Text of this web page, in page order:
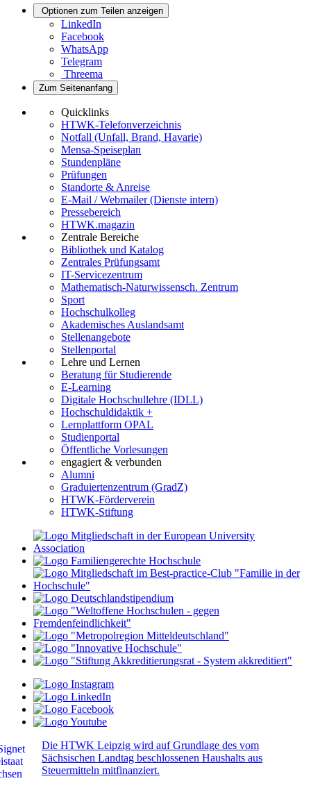
Optionen zum Teilen anzeigen
LinkedIn
Facebook
WhatsApp
Telegram
Threema
Zum Seitenanfang
Quicklinks
HTWK-Telefonverzeichnis
Notfall (Unfall, Brand, Havarie)
Mensa-Speiseplan
Stundenpläne
Prüfungen
Standorte & Anreise
E-Mail / Webmailer (Dienste intern)
Pressebereich
HTWK.magazin
Zentrale Bereiche
Bibliothek und Katalog
Zentrales Prüfungsamt
IT-Servicezentrum
Mathematisch-Naturwissensch. Zentrum
Sport
Hochschulkolleg
Akademisches Auslandsamt
Stellenangebote
Stellenportal
Lehre und Lernen
Beratung für Studierende
E-Learning
Digitale Hochschullehre (IDLL)
Hochschuldidaktik +
Lernplattform OPAL
Studienportal
Öffentliche Vorlesungen
engagiert & verbunden
Alumni
Graduiertenzentrum (GradZ)
HTWK-Förderverein
HTWK-Stiftung
Die HTWK Leipzig wird auf Grundlage des vom
Sächsischen Landtag beschlossenen Haushalts aus
Steuermitteln mitfinanziert.